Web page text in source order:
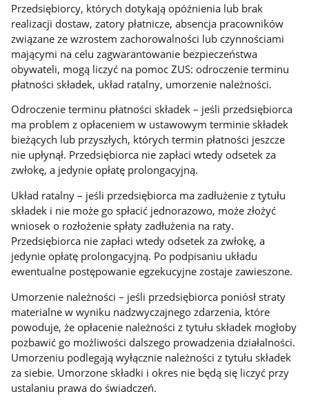
Przedsiębiorcy, których dotykają opóźnienia lub brak
realizacji dostaw, zatory płatnicze, absencja pracowników
związane ze wzrostem zachorowalności lub czynnościami
mającymi na celu zagwarantowanie bezpieczeństwa
obywateli, mogą liczyć na pomoc ZUS: odroczenie terminu
płatności składek, układ ratalny, umorzenie należności.
Odroczenie terminu płatności składek – jeśli przedsiębiorca
ma problem z opłaceniem w ustawowym terminie składek
bieżących lub przyszłych, których termin płatności jeszcze
nie upłynął. Przedsiębiorca nie zapłaci wtedy odsetek za
zwłokę, a jedynie opłatę prolongacyjną.
Układ ratalny – jeśli przedsiębiorca ma zadłużenie z tytułu
składek i nie może go spłacić jednorazowo, może złożyć
wniosek o rozłożenie spłaty zadłużenia na raty.
Przedsiębiorca nie zapłaci wtedy odsetek za zwłokę, a
jedynie opłatę prolongacyjną. Po podpisaniu układu
ewentualne postępowanie egzekucyjne zostaje zawieszone.
Umorzenie należności – jeśli przedsiębiorca poniósł straty
materialne w wyniku nadzwyczajnego zdarzenia, które
powoduje, że opłacenie należności z tytułu składek mogłoby
pozbawić go możliwości dalszego prowadzenia działalności.
Umorzeniu podlegają wyłącznie należności z tytułu składek
za siebie. Umorzone składki i okres nie będą się liczyć przy
ustalaniu prawa do świadczeń.